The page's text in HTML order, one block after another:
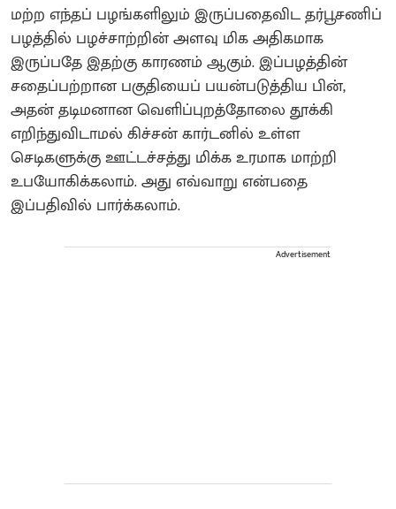
மற்ற எந்தப் பழங்களிலும் இருப்பதைவிட தர்பூசணிப்
பழத்தில் பழச்சாற்றின் அளவு மிக அதிகமாக
இருப்பதே இதற்கு காரணம் ஆகும். இப்பழத்தின்
சதைப்பற்றான பகுதியைப் பயன்படுத்திய பின்,
அதன் தடிமனான வெளிப்புறத்தோலை தூக்கி
எறிந்துவிடாமல் கிச்சன் கார்டனில் உள்ள
செடிகளுக்கு ஊட்டச்சத்து மிக்க உரமாக மாற்றி
உபயோகிக்கலாம். அது எவ்வாறு என்பதை
இப்பதிவில் பார்க்கலாம்.
Advertisement